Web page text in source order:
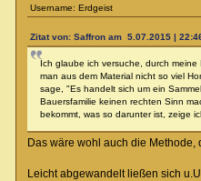
Username: Erdgeist
Zitat von: Saffron am 5.07.2015 |
Ich glaube ich versuche, durch
man aus dem Material nicht so viel
sage, "Es handelt sich um ein
Bauersfamilie keinen rechten Sinn
bekommt, was so darunter ist, zeige
Das wäre wohl auch die Methode,
Leicht abgewandelt ließen sich